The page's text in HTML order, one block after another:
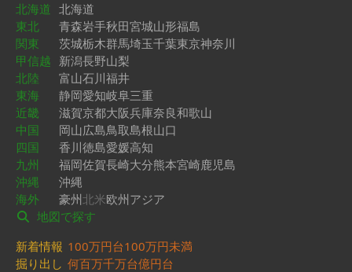
北海道 北海道
東北
青森岩手秋田宮城山形福島
関東
茨城栃木群馬埼玉千葉東京神奈川
甲信越 新潟長野山梨
北陸
富山石川福井
東海
静岡愛知岐阜三重
近畿
滋賀京都大阪兵庫奈良和歌山
中国
岡山広島鳥取島根山口
四国
香川徳島愛媛高知
九州
福岡佐賀長崎大分熊本宮崎鹿児島
沖縄
沖縄
海外
豪州北米欧州アジア
地図で探す
新着情報 100万円台100万円未満
掘り出し 何百万千万台億円台